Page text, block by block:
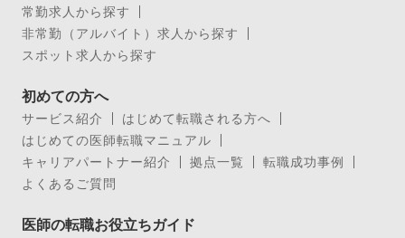
常勤求人から探す
非常勤（アルバイト）求人から探す
スポット求人から探す
初めての方へ
サービス紹介
はじめて転職される方へ
はじめての医師転職マニュアル
キャリアパートナー紹介
拠点一覧
転職成功事例
よくあるご質問
医師の転職お役立ちガイド